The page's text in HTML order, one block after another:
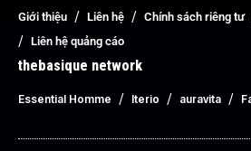
Giới thiệu Liên hệ Chính sách riêng tư
Liên hệ quảng cáo
thebasique network
Essential Homme Iterio auravita